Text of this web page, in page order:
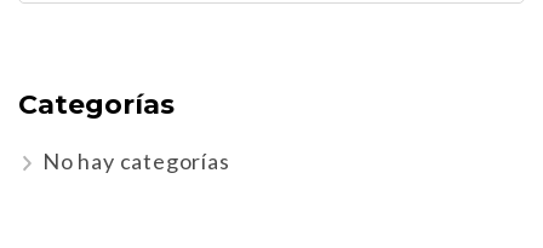
Categorías
No hay categorías